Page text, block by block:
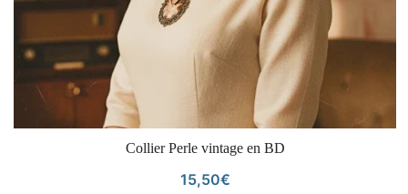
VOIR LE PRODUIT
Collier Perle vintage en BD
15,50€